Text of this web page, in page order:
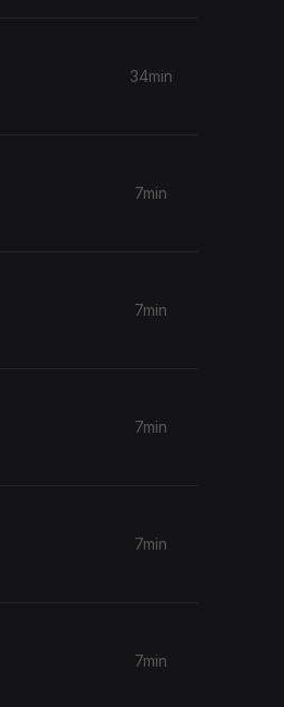
34min
7min
7min
7min
7min
7min